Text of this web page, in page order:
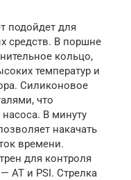
подойдет для
средств. В поршне
кольцо,
температур и
Силиконовое
что
В минуту
накачать
времени.
для контроля
AT и PSI. Стрелка